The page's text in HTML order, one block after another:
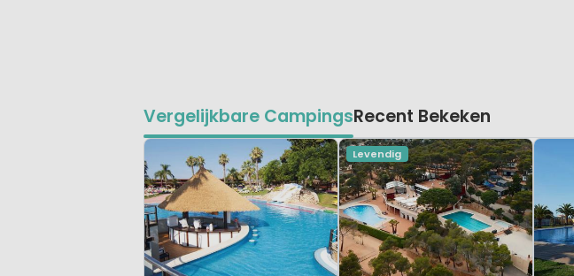
Vergelijkbare CampingsRecent Bekeken
Levendig